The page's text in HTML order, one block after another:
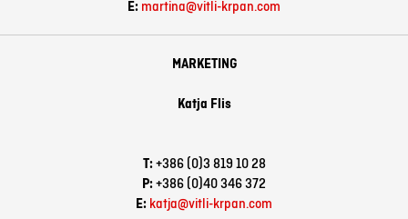
E: martina@vitli-krpan.com
MARKETING
Katja Flis
T:+386 (0)3 819 10 28
P:+386 (0)40 346 372
E: katja@vitli-krpan.com